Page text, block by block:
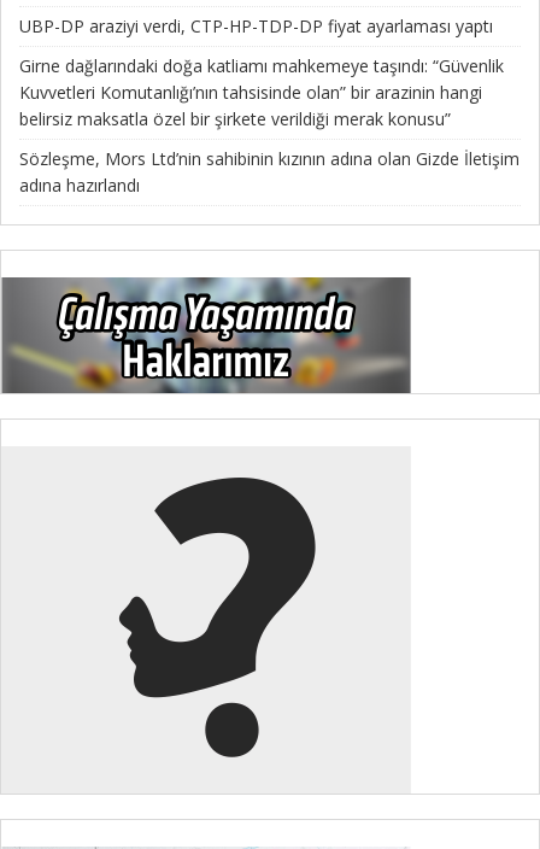
UBP-DP araziyi verdi, CTP-HP-TDP-DP fiyat ayarlaması yaptı
Girne dağlarındaki doğa katliamı mahkemeye taşındı: “Güvenlik
Kuvvetleri Komutanlığı’nın tahsisinde olan” bir arazinin hangi
belirsiz maksatla özel bir şirkete verildiği merak konusu”
Sözleşme, Mors Ltd’nin sahibinin kızının adına olan Gizde İletişim
adına hazırlandı